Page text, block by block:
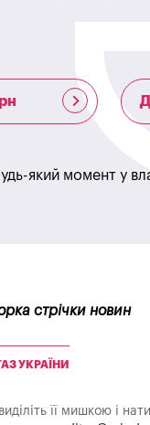
який момент у
стрічки новин
УКРАЇНИ
її мишкою і